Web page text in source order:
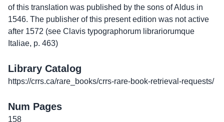
of this translation was published by the sons of Aldus in
1546. The publisher of this present edition was not active
after 1572 (see Clavis typographorum librariorumque
Italiae, p. 463)
Library Catalog
https://crrs.ca/rare_books/crrs-rare-book-retrieval-requests/
Num Pages
158